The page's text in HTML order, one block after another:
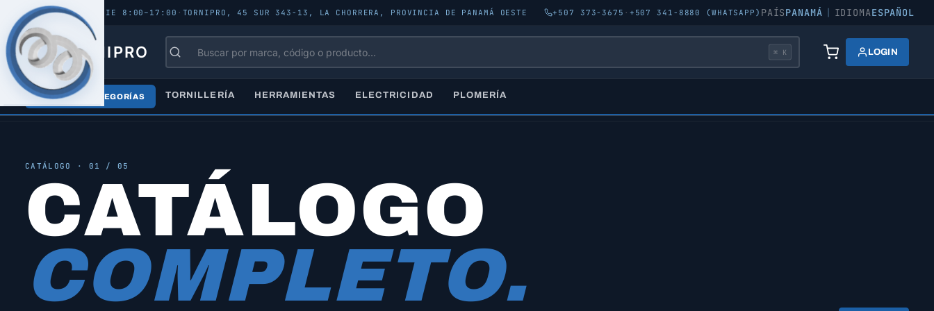
ABIERTO - LUN–VIE 8:00–17:00 · TORNIPRO, 45 SUR 343-13, LA CHORRERA, PROVINCIA DE PANAMÁ OESTE +507 373-3675 · +507 341-8880 (WHATSAPP) PAÍSPANAMÁ | IDIOMAESPAÑOL
TORNIPRO ⌘ K LOGIN
TODAS LAS CATEGORÍAS TORNILLERÍA HERRAMIENTAS ELECTRICIDAD PLOMERÍA
Inicio / Catálogo / Todos los productos
CATÁLOGO · 01 / 05
CATÁLOGO
COMPLETO.